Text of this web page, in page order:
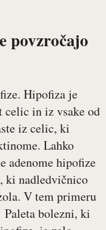
povzročajo
Hipofiza je
celic in iz vsake od
iz celic, ki
Lahko
adenome hipofize
ki nadledvičnico
V tem primeru
bolezni, ki